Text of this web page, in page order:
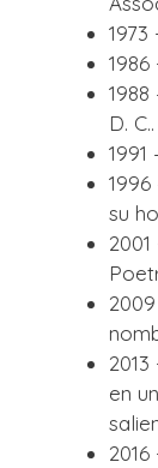
D. C..
su
en